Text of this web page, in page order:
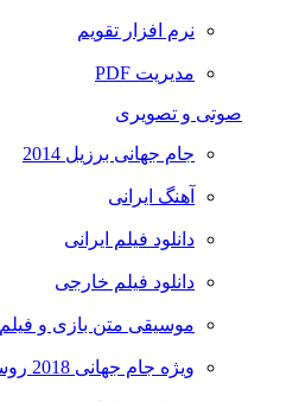
نرم افزار تقویم
مدیریت PDF
صوتی و تصویری
جام جهانی برزیل 2014
آهنگ ایرانی
دانلود فیلم ایرانی
دانلود فیلم خارجی
موسیقی متن بازی و فیلم
ویژه جام جهانی 2018 روسیه